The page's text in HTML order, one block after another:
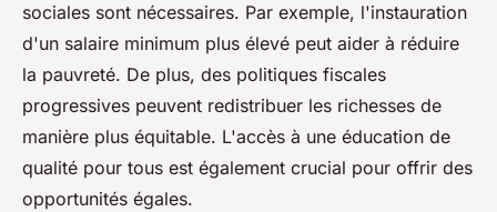
sociales sont nécessaires. Par exemple, l'instauration
d'un salaire minimum plus élevé peut aider à réduire
la pauvreté. De plus, des politiques fiscales
progressives peuvent redistribuer les richesses de
manière plus équitable. L'accès à une éducation de
qualité pour tous est également crucial pour offrir des
opportunités égales.